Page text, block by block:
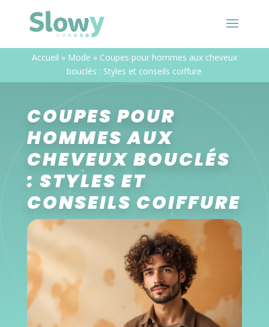
Accueil » Mode » Coupes pour hommes aux cheveux
bouclés : Styles et conseils coiffure
COUPES POUR
HOMMES AUX
CHEVEUX BOUCLÉS
: STYLES ET
CONSEILS COIFFURE